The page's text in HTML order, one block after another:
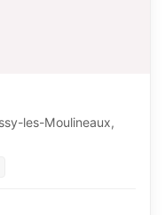
les-Moulineaux,